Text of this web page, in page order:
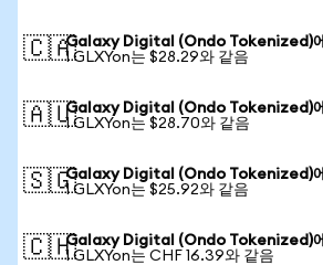
🇨🇦Galaxy Digital (Ondo Tokenized)에
1 GLXYon는 $28.29와 같음
🇦🇺Galaxy Digital (Ondo Tokenized)에
1 GLXYon는 $28.70와 같음
🇸🇬Galaxy Digital (Ondo Tokenized)에
1 GLXYon는 $25.92와 같음
🇨🇭Galaxy Digital (Ondo Tokenized)
1 GLXYon는 CHF 16.39와 같음